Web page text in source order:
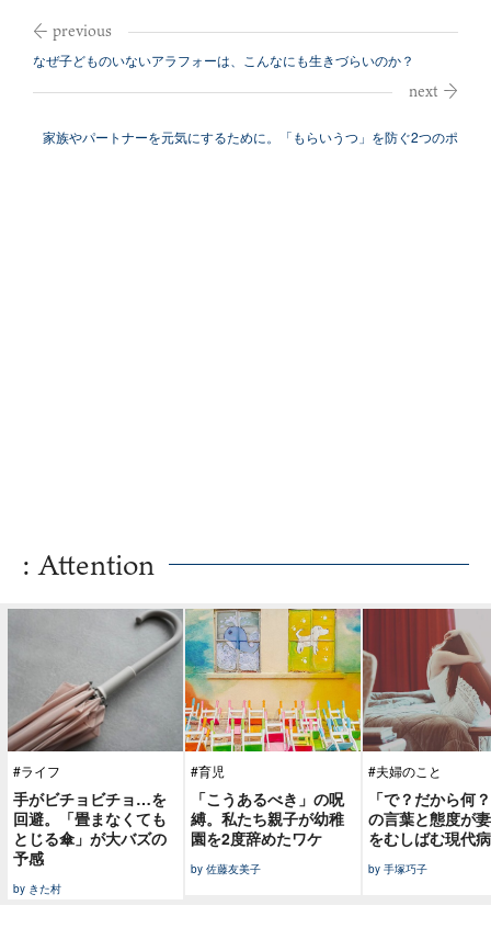
なぜ子どものいないアラフォーは、こんなにも生きづらいのか？
家族やパートナーを元気にするために。「もらいうつ」を防ぐ2つのポ
: Attention
#ライフ
手がビチョビチョ…を
回避。「畳まなくても
とじる傘」が大バズの
予感
by きた村
#育児
「こうあるべき」の呪
縛。私たち親子が幼稚
園を2度辞めたワケ
by 佐藤友美子
#夫婦のこと
「で？だから何
の言葉と態度が
をむしばむ現代病
by 手塚巧子